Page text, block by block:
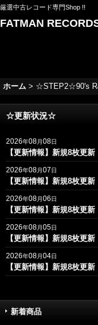
厳選中古レコード専門Shop !!
FATMAN
ホーム > ☆STEP2☆90's
☆更新状況☆
2026年08月08日
【更新情報】新規8枚更新
2026年08月07日
【更新情報】新規8枚更新
2026年08月06日
【更新情報】新規8枚更新
2026年08月05日
【更新情報】新規8枚更新
2026年08月04日
【更新情報】新規8枚更新
新着商品